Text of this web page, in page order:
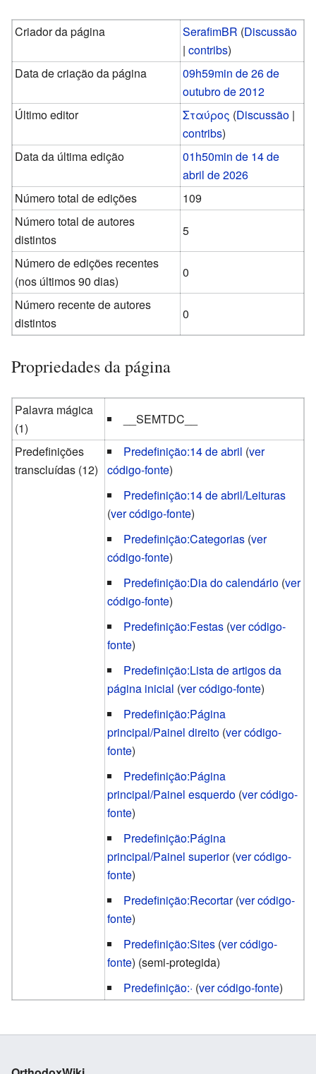
Criador da página SerafimBR (Discussão
|contribs)
Data de criação da página
09h59min de 26 de
outubro de 2012
Último editor
Σταύρος (Discussão |
contribs)
Data da última edição
01h50min de 14 de
abril de 2026
Número total de edições
109
Número total de autores
distintos
5
Número de edições recentes
(nos últimos 90 dias)
0
Número recente de autores
distintos
0
Propriedades da página
Palavra mágica
(1)
__SEMTDC__
Predefinições
transcluídas (12)
Predefinição:14 de abril (ver
código-fonte)
Predefinição:14 de abril/Leituras
(ver código-fonte)
Predefinição:Categorias (ver
código-fonte)
Predefinição:Dia do calendário (ver
código-fonte)
Predefinição:Festas (ver código-
fonte)
Predefinição:Lista de artigos da
página inicial (ver código-fonte)
Predefinição:Página
principal/Painel direito (ver código-
fonte)
Predefinição:Página
principal/Painel esquerdo (ver código-
fonte)
Predefinição:Página
principal/Painel superior(ver código-
fonte)
Predefinição:Recortar(ver código-
fonte)
Predefinição:Sites (ver código-
fonte) (semi-protegida)
Predefinição:· (ver código-fonte)